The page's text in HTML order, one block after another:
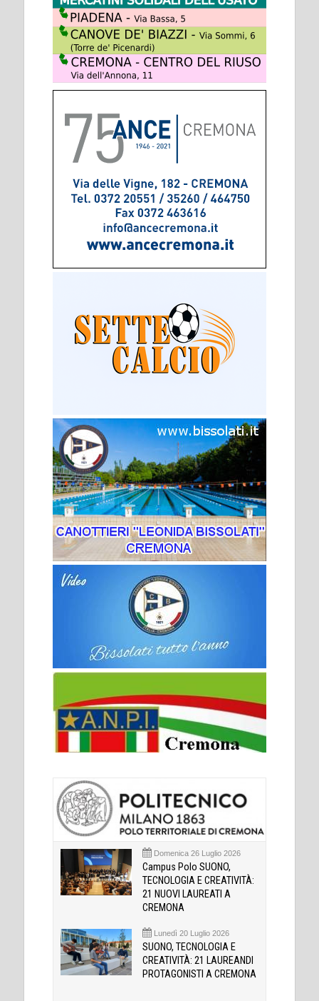
Domenica 26 Luglio 2026
Campus Polo SUONO,
TECNOLOGIA E CREATIVITÀ:
21 NUOVI LAUREATI A
CREMONA
Lunedì 20 Luglio 2026
SUONO, TECNOLOGIA E
CREATIVITÀ: 21 LAUREANDI
PROTAGONISTI A CREMONA